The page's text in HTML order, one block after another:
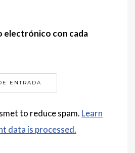
electrónico con cada
to reduce spam. Learn
data is processed.